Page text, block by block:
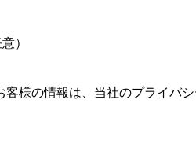
）
様の情報は、当社のプライバ